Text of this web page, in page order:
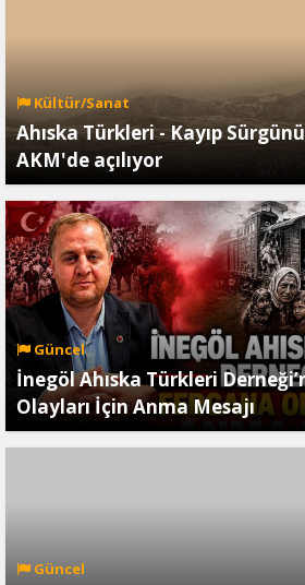
Kültür/Sanat
Ahıska Türkleri - Kayıp
AKM'de açılıyor
Güncel
İnegöl Ahıska Türkleri
Olayları İçin Anma Mesajı
Güncel